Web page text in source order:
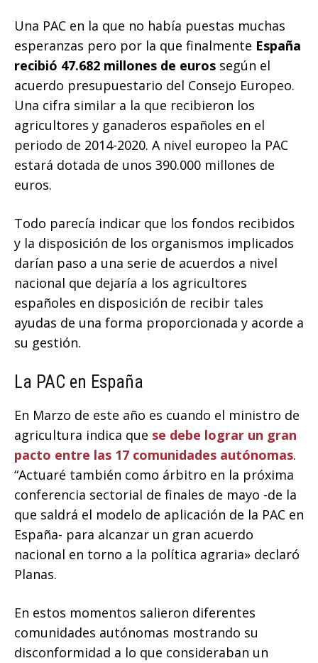
Una PAC en la que no había puestas muchas
esperanzas pero por la que finalmente España
recibió 47.682 millones de euros según el
acuerdo presupuestario del Consejo Europeo.
Una cifra similar a la que recibieron los
agricultores y ganaderos españoles en el
periodo de 2014-2020. A nivel europeo la PAC
estará dotada de unos 390.000 millones de
euros.
Todo parecía indicar que los fondos recibidos
y la disposición de los organismos implicados
darían paso a una serie de acuerdos a nivel
nacional que dejaría a los agricultores
españoles en disposición de recibir tales
ayudas de una forma proporcionada y acorde a
su gestión.
La PAC en España
En Marzo de este año es cuando el ministro de
agricultura indica que se debe lograr un gran
pacto entre las 17 comunidades autónomas.
“Actuaré también como árbitro en la próxima
conferencia sectorial de finales de mayo -de la
que saldrá el modelo de aplicación de la PAC en
España- para alcanzar un gran acuerdo
nacional en torno a la política agraria» declaró
Planas.
En estos momentos salieron diferentes
comunidades autónomas mostrando su
disconformidad a lo que consideraban un